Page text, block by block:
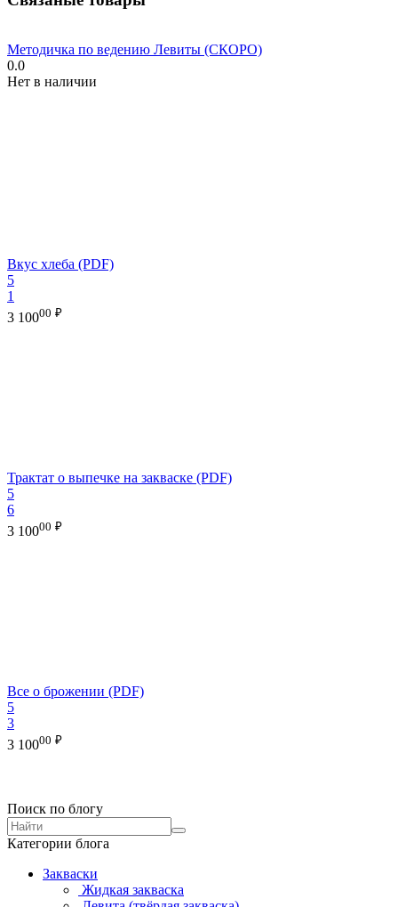
Методичка по ведению Левиты (СКОРО)
0.0
Нет в наличии
Вкус хлеба (PDF)
5
1
3 10000 ₽
Трактат о выпечке на закваске (PDF)
5
6
3 10000 ₽
Все о брожении (PDF)
5
3
3 10000 ₽
Поиск по блогу
Категории блога
Закваски
Жидкая закваска